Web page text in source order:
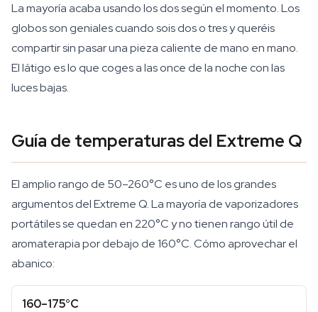
La mayoría acaba usando los dos según el momento. Los
globos son geniales cuando sois dos o tres y queréis
compartir sin pasar una pieza caliente de mano en mano.
El látigo es lo que coges a las once de la noche con las
luces bajas.
Guía de temperaturas del Extreme Q
El amplio rango de 50–260°C es uno de los grandes
argumentos del Extreme Q. La mayoría de vaporizadores
portátiles se quedan en 220°C y no tienen rango útil de
aromaterapia por debajo de 160°C. Cómo aprovechar el
abanico:
160–175°C